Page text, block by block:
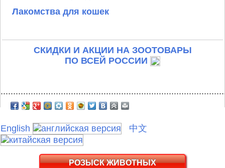
Лакомства для кошек
СКИДКИ И АКЦИИ НА ЗООТОВАРЫ
ПО ВСЕЙ РОССИИ
English 中文
РОЗЫСК ЖИВОТНЫХ